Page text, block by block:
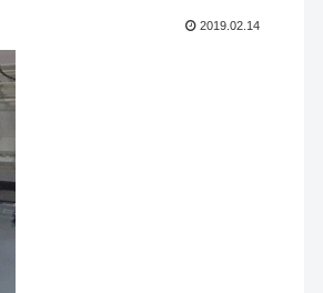
2019.02.14